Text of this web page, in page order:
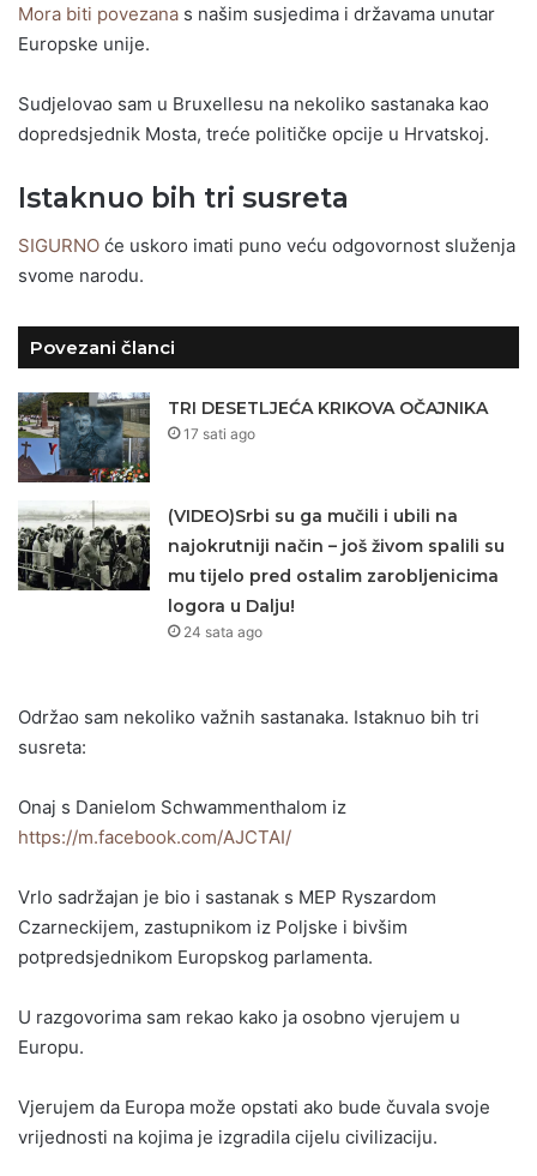
Mora biti povezana s našim susjedima i državama unutar
Europske unije.
Sudjelovao sam u Bruxellesu na nekoliko sastanaka kao
dopredsjednik Mosta, treće političke opcije u Hrvatskoj.
Istaknuo bih tri susreta
SIGURNO će uskoro imati puno veću odgovornost služenja
svome narodu.
Povezani članci
TRI DESETLJEĆA KRIKOVA OČAJNIKA
17 sati ago
(VIDEO)Srbi su ga mučili i ubili na
najokrutniji način – još živom spalili su
mu tijelo pred ostalim zarobljenicima
logora u Dalju!
24 sata ago
Održao sam nekoliko važnih sastanaka. Istaknuo bih tri
susreta:
Onaj s Danielom Schwammenthalom iz
https://m.facebook.com/AJCTAI/
Vrlo sadržajan je bio i sastanak s MEP Ryszardom
Czarneckijem, zastupnikom iz Poljske i bivšim
potpredsjednikom Europskog parlamenta.
U razgovorima sam rekao kako ja osobno vjerujem u
Europu.
Vjerujem da Europa može opstati ako bude čuvala svoje
vrijednosti na kojima je izgradila cijelu civilizaciju.